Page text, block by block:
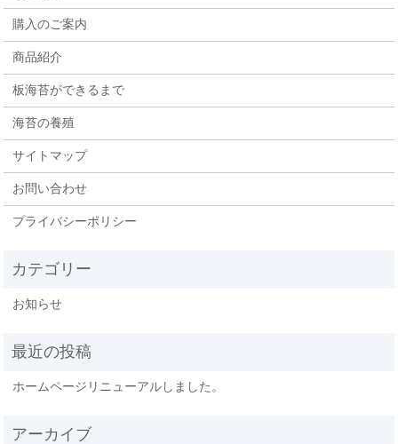
購入のご案内
商品紹介
板海苔ができるまで
海苔の養殖
サイトマップ
お問い合わせ
プライバシーポリシー
お知らせ
ホームページリニューアルしました。